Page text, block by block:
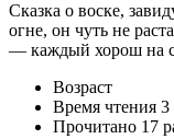
Сказка о воске,
огне, он чуть не
— каждый хорош на
Возраст
Время чтения 3
Прочитано 17